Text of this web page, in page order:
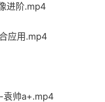
进阶.mp4
应用.mp4
袁帅a+.mp4